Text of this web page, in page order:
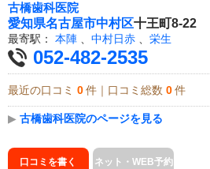
古橋歯科医院
愛知県名古屋市中村区十王町8-22
最寄駅： 本陣 、 中村日赤 、 栄生
052-482-2535
最近の口コミ 0 件｜口コミ総数 0 件
▶ 古橋歯科医院のページを見る
口コミを書く ネット・WEB予約